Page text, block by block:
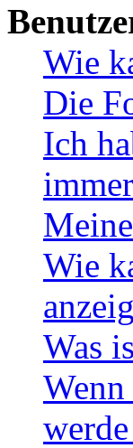
Wie
Die
Ich
Wie
Was